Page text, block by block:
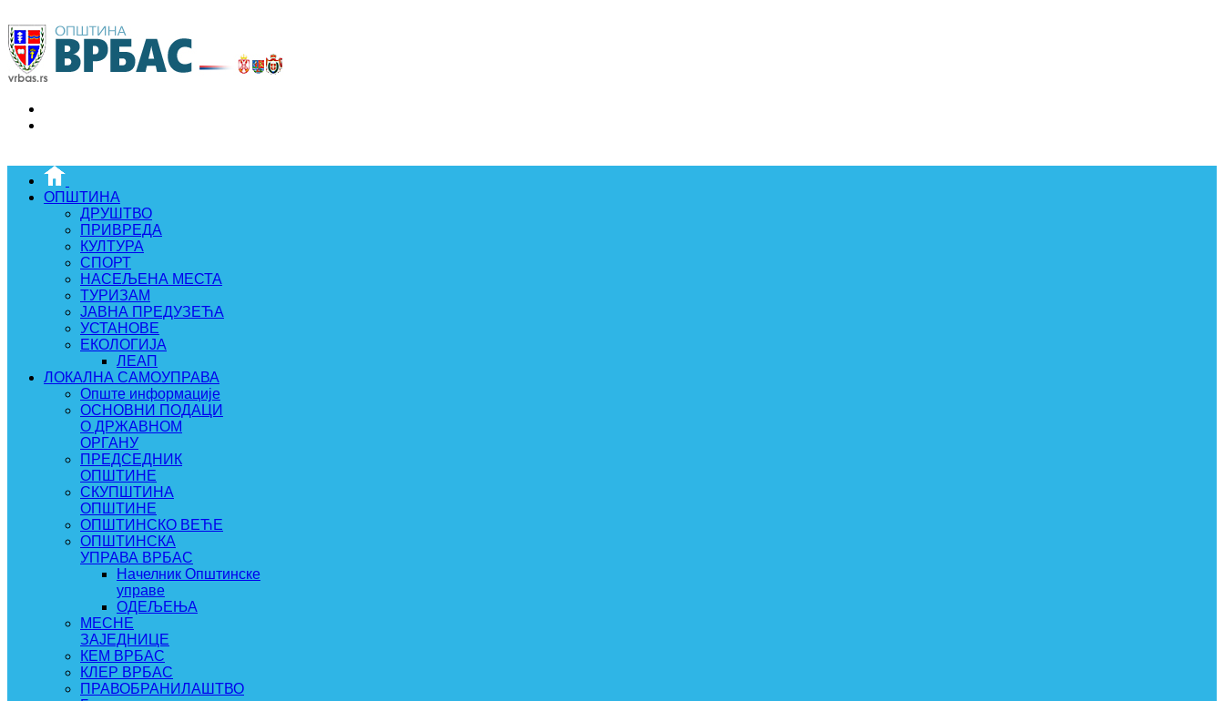
ОПШТИНА
ДРУШТВО
ПРИВРЕДА
КУЛТУРА
СПОРТ
НАСЕЉЕНА МЕСТА
ТУРИЗАМ
ЈАВНА ПРЕДУЗЕЋА
УСТАНОВЕ
ЕКОЛОГИЈА
ЛЕАП
ЛОКАЛНА САМОУПРАВА
Опште информације
ОСНОВНИ ПОДАЦИ
О ДРЖАВНОМ
ОРГАНУ
ПРЕДСЕДНИК
ОПШТИНЕ
СКУПШТИНА
ОПШТИНЕ
ОПШТИНСКО ВЕЋЕ
ОПШТИНСКА
УПРАВА ВРБАС
Начелник Општинске
управе
ОДЕЉЕЊА
МЕСНЕ
ЗАЈЕДНИЦЕ
КЕМ ВРБАС
КЛЕР ВРБАС
ПРАВОБРАНИЛАШТВО